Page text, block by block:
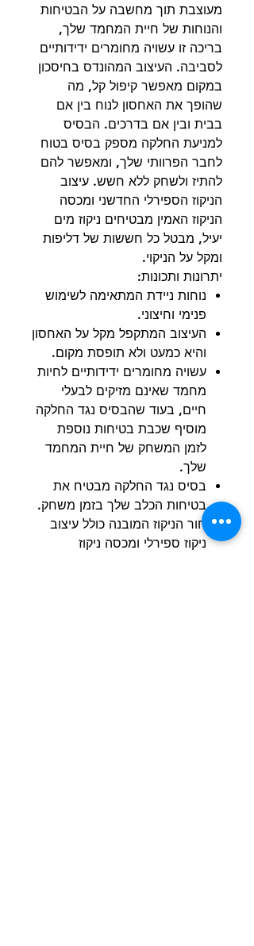
מעוצבת תוך מחשבה על הבטיחות
והנוחות של חיית המחמד שלך,
בריכה זו עשויה מחומרים ידידותיים
לסביבה. העיצוב המהונדס בחיסכון
במקום מאפשר קיפול קל, מה
שהופך את האחסון לנוח בין אם
בבית ובין אם בדרכים. הבסיס
למניעת החלקה מספק בסיס בטוח
לחבר הפרוותי שלך, ומאפשר להם
להתיז ולשחק ללא חשש. עיצוב
הניקוז הספירלי החדשני ומכסה
הניקוז האמין מבטיחים ניקוז מים
יעיל, מבטל כל חששות של דליפות
ומקל על הניקוי.
יתרונות ותכונות:
נוחות ניידת המתאימה לשימוש
פנימי וחיצוני.
העיצוב המתקפל מקל על האחסון
והיא כמעט ולא תופסת מקום.
עשויה מחומרים ידידותיים לחיות
מחמד שאינם מזיקים לבעלי
חיים, בעוד שהבסיס נגד החלקה
מוסיף שכבת בטיחות נוספת
לזמן המשחק של חיית המחמד
שלך.
בסיס נגד החלקה מבטיח את
בטיחות הכלב שלך בזמן משחק.
חור הניקוז המובנה כולל עיצוב
ניקוז ספירלי ומכסה ניקוז